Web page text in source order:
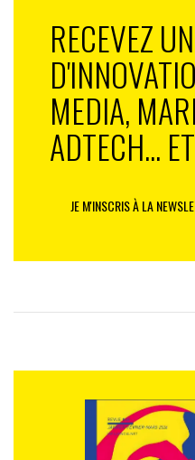
RECEVEZ
MEDIA,
ADTECH...
JE M'INSCRIS À LA